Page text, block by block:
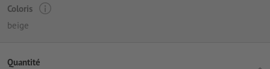
Coloris
beige
Quantité